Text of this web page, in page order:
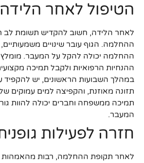
הטיפול לאחר הלידה
לאחר הלידה, חשוב להקדיש תשומת לב
ההחלמה. הגוף עובר שינויים
ההחלמה יכולה להקל על המעבר. מומלץ
ההנחיות הרפואיות ולקבל תמיכה
במהלך השבועות הראשונים, יש
תזונה מאוזנת, והקפיצה למים עמוקים
תמיכה ממשפחה וחברים יכולה להוות
המעבר.
חזרה לפעילות
לאחר תקופת ההחלמה, רבות מהאמהות